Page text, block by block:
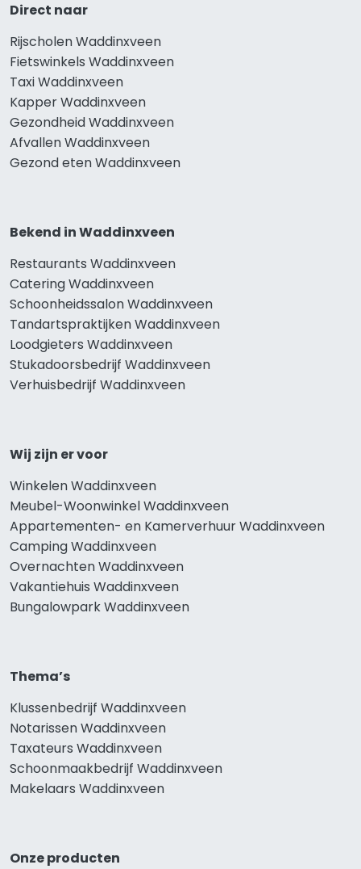
Direct naar
Rijscholen Waddinxveen
Fietswinkels Waddinxveen
Taxi Waddinxveen
Kapper Waddinxveen
Gezondheid Waddinxveen
Afvallen Waddinxveen
Gezond eten Waddinxveen
Bekend in Waddinxveen
Restaurants Waddinxveen
Catering Waddinxveen
Schoonheidssalon Waddinxveen
Tandartspraktijken Waddinxveen
Loodgieters Waddinxveen
Stukadoorsbedrijf Waddinxveen
Verhuisbedrijf Waddinxveen
Wij zijn er voor
Winkelen Waddinxveen
Meubel-Woonwinkel Waddinxveen
Appartementen- en Kamerverhuur Waddinxveen
Camping Waddinxveen
Overnachten Waddinxveen
Vakantiehuis Waddinxveen
Bungalowpark Waddinxveen
Thema’s
Klussenbedrijf Waddinxveen
Notarissen Waddinxveen
Taxateurs Waddinxveen
Schoonmaakbedrijf Waddinxveen
Makelaars Waddinxveen
Onze producten